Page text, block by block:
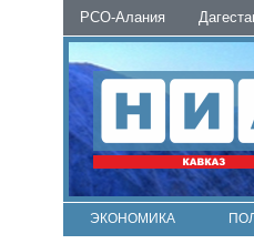
РСО-Алания
ЭКОНОМИКА